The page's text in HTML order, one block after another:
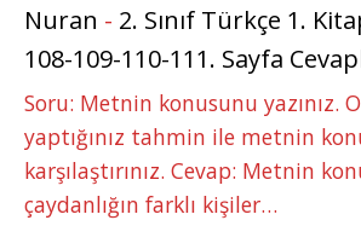
Nuran - 2. Sınıf Türkçe 1.
108-109-110-111. Sayfa
Soru: Metnin konusunu yazınız.
yaptığınız tahmin ile metnin
karşılaştırınız. Cevap: Metnin
çaydanlığın farklı kişiler…